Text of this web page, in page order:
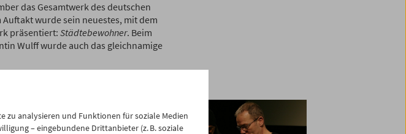
das Gesamtwerk des deutschen
Auftakt wurde sein neuestes, mit dem
präsentiert:Städtebewohner. Beim
Wulff wurde auch das gleichnamige
zu analysieren und Funktionen für soziale Medien
– eingebundene Drittanbieter (z. B. soziale